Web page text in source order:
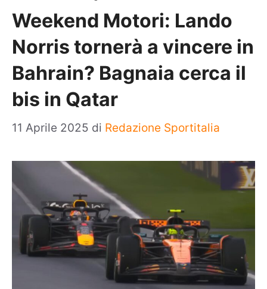
Weekend Motori: Lando
Norris tornerà a vincere in
Bahrain? Bagnaia cerca il
bis in Qatar
11 Aprile 2025 di Redazione Sportitalia